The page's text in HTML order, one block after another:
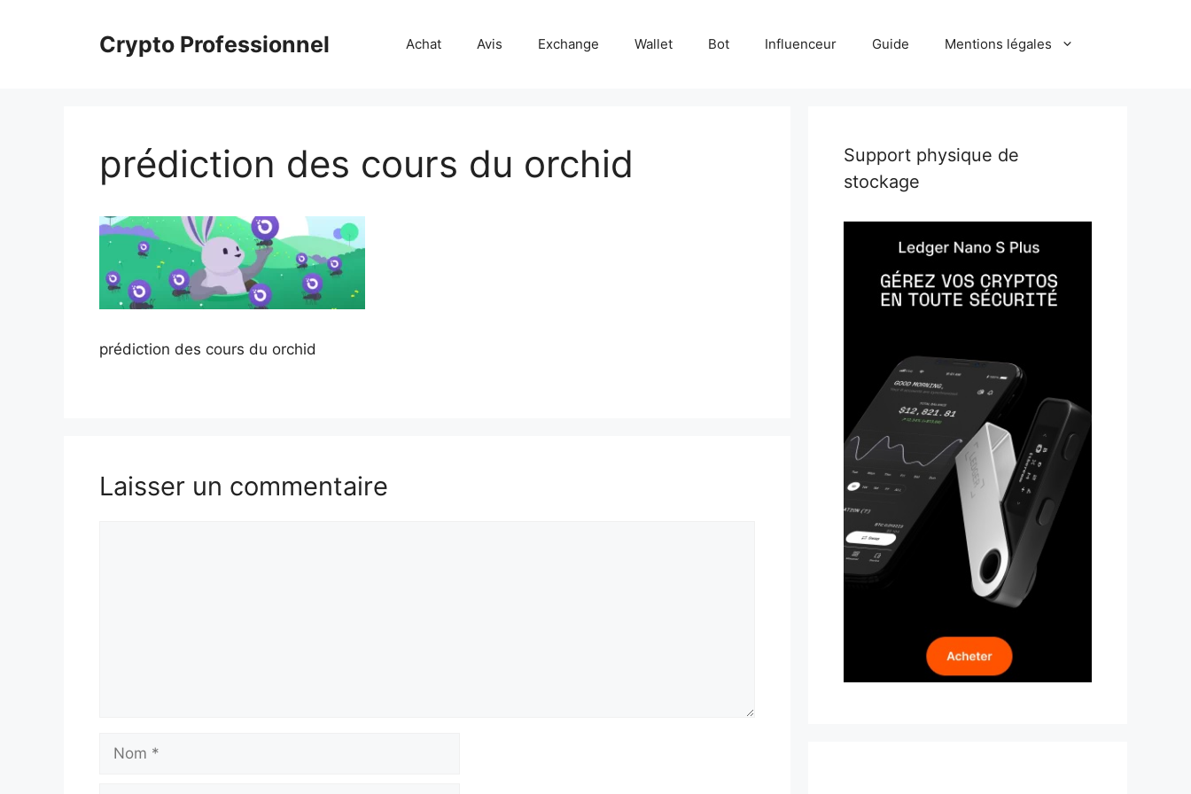
Crypto Professionnel Achat Avis Exchange Wallet Bot Influenceur Guide Mentions légales
prédiction des cours du orchid
prédiction des cours du orchid
Laisser un commentaire
Nom
Support physique de
stockage